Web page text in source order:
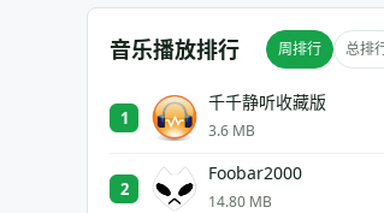
音乐播放排行 周排行 总排
1
千千静听收藏版
3.6 MB
2
Foobar2000
14.80 MB